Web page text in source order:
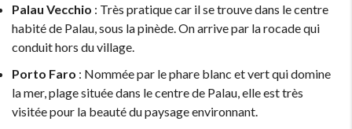
Palau Vecchio : Très pratique car il se trouve dans le centre
habité de Palau, sous la pinède. On arrive par la rocade qui
conduit hors du village.
Porto Faro : Nommée par le phare blanc et vert qui domine
la mer, plage située dans le centre de Palau, elle est très
visitée pour la beauté du paysage environnant.